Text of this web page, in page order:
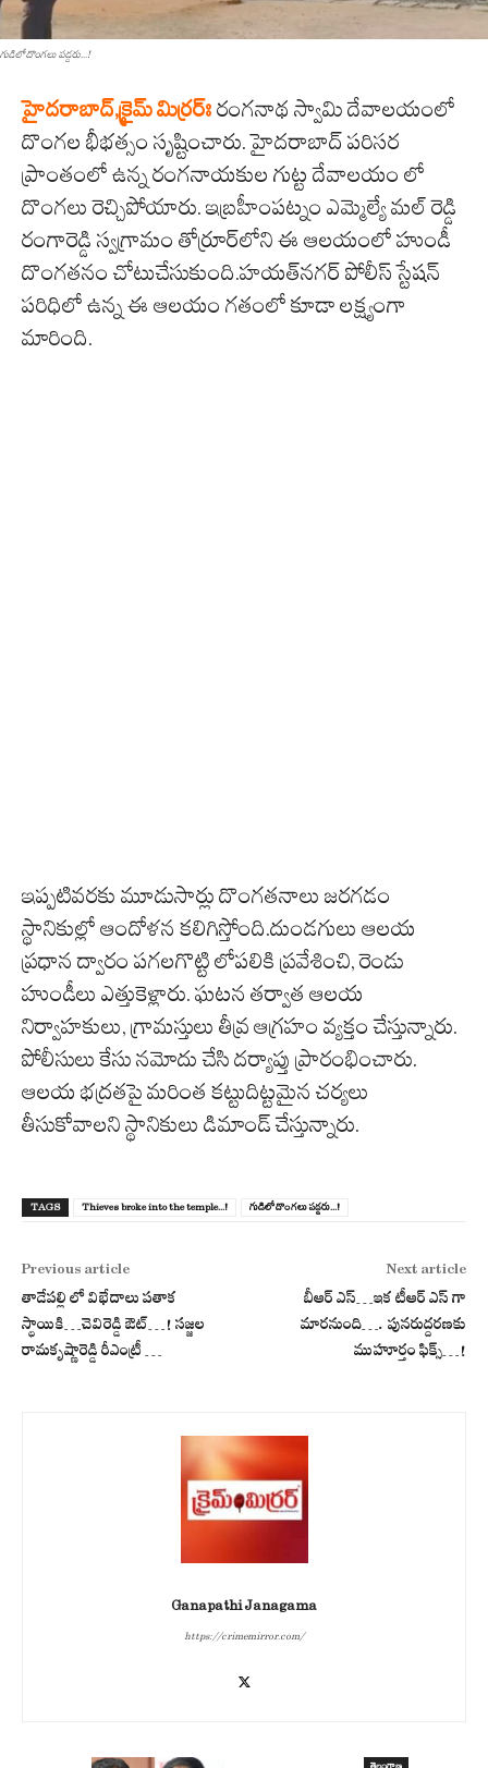
గుడిలో దొంగ‌లు ప‌డ్డ‌రు...!
హైద‌రాబాద్‌,క్రైమ్ మిర్ర‌ర్ః రంగనాథ స్వామి దేవాలయంలో
దొంగల భీభత్సం సృష్టించారు. హైదరాబాద్‌ పరిసర
ప్రాంతంలో ఉన్న రంగనాయకుల గుట్ట దేవాలయం లో
దొంగలు రెచ్చిపోయారు. ఇబ్రహీంపట్నం ఎమ్మెల్యే మల్ రెడ్డి
రంగారెడ్డి స్వగ్రామం తోర్రూర్‌లోని ఈ ఆలయంలో హుండీ
దొంగతనం చోటుచేసుకుంది.హయత్‌నగర్ పోలీస్ స్టేషన్
పరిధిలో ఉన్న ఈ ఆలయం గతంలో కూడా లక్ష్యంగా
మారింది.
ఇప్పటివరకు మూడుసార్లు దొంగతనాలు జరగడం
స్థానికుల్లో ఆందోళన కలిగిస్తోంది.దుండగులు ఆలయ
ప్రధాన ద్వారం పగలగొట్టి లోపలికి ప్రవేశించి, రెండు
హుండీలు ఎత్తుకెళ్లారు. ఘటన తర్వాత ఆలయ
నిర్వాహకులు, గ్రామస్తులు తీవ్ర ఆగ్రహం వ్యక్తం చేస్తున్నారు.
పోలీసులు కేసు నమోదు చేసి దర్యాప్తు ప్రారంభించారు.
ఆలయ భద్రతపై మరింత కట్టుదిట్టమైన చర్యలు
తీసుకోవాలని స్థానికులు డిమాండ్ చేస్తున్నారు.
TAGS Thieves broke into the temple...! గుడిలో దొంగ‌లు ప‌డ్డ‌రు...!
Previous article
తాడేపల్లి లో విభేదాలు పతాక
స్థాయికి…చెవిరెడ్డి ఔట్…! సజ్జల
రామకృష్ణారెడ్డి రీఎంట్రీ …
Next article
బీఆర్ ఎస్‌…ఇక‌ టీఆర్ ఎస్ గా
మార‌నుంది…. పున‌రుద్ద‌ర‌ణ‌కు
ముహూర్తం ఫిక్స్‌…!
Ganapathi Janagama
https://crimemirror.com/
తెలంగాణ